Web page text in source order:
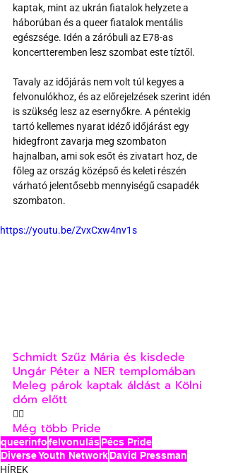
kaptak, mint az ukrán fiatalok helyzete a
háborúban és a queer fiatalok mentális
egészsége. Idén a záróbuli az E78-as
koncertteremben lesz szombat este tíztől.
Tavaly az időjárás nem volt túl kegyes a
felvonulókhoz, és az előrejelzések szerint idén
is szükség lesz az esernyőkre. A péntekig
tartó kellemes nyarat idéző időjárást egy
hidegfront zavarja meg szombaton
hajnalban, ami sok esőt és zivatart hoz, de
főleg az ország középső és keleti részén
várható jelentősebb mennyiségű csapadék
szombaton.
https://youtu.be/ZvxCxw4nv1s
Schmidt Szűz Mária és kisdede
Ungár Péter a NER templomában
Meleg párok kaptak áldást a Kölni
dóm előtt
🏳‍🌈
Még több Pride
queerinfofelvonulásPécs Pride
Diverse Youth NetworkDavid Pressman
HÍREK